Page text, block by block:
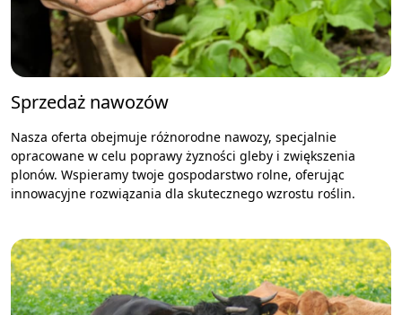
Sprzedaż nawozów
Nasza oferta obejmuje różnorodne nawozy, specjalnie
opracowane w celu poprawy żyzności gleby i zwiększenia
plonów. Wspieramy twoje gospodarstwo rolne, oferując
innowacyjne rozwiązania dla skutecznego wzrostu roślin.